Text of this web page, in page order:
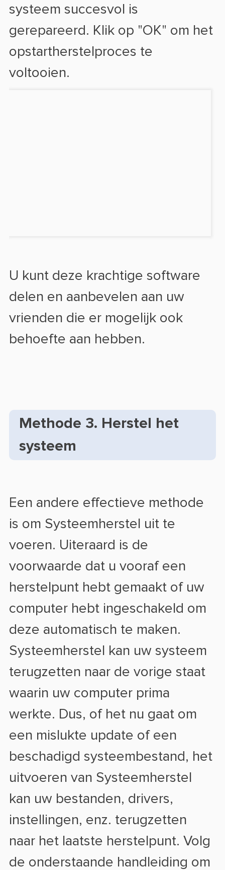
systeem succesvol is
gerepareerd. Klik op "OK" om het
opstartherstelproces te
voltooien.
U kunt deze krachtige software
delen en aanbevelen aan uw
vrienden die er mogelijk ook
behoefte aan hebben.
Methode 3. Herstel het
systeem
Een andere effectieve methode
is om Systeemherstel uit te
voeren. Uiteraard is de
voorwaarde dat u vooraf een
herstelpunt hebt gemaakt of uw
computer hebt ingeschakeld om
deze automatisch te maken.
Systeemherstel kan uw systeem
terugzetten naar de vorige staat
waarin uw computer prima
werkte. Dus, of het nu gaat om
een mislukte update of een
beschadigd systeembestand, het
uitvoeren van Systeemherstel
kan uw bestanden, drivers,
instellingen, enz. terugzetten
naar het laatste herstelpunt. Volg
de onderstaande handleiding om